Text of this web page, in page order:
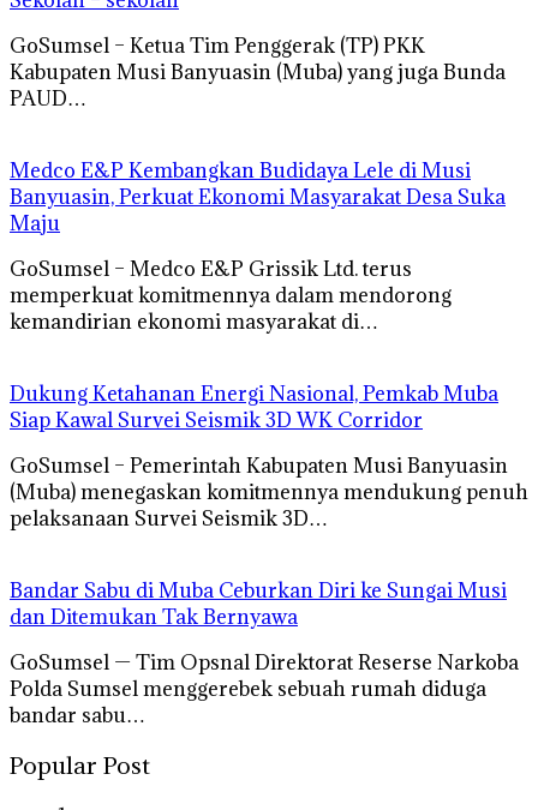
GoSumsel – Ketua Tim Penggerak (TP) PKK
Kabupaten Musi Banyuasin (Muba) yang juga Bunda
PAUD…
Medco E&P Kembangkan Budidaya Lele di Musi
Banyuasin, Perkuat Ekonomi Masyarakat Desa Suka
Maju
GoSumsel – Medco E&P Grissik Ltd. terus
memperkuat komitmennya dalam mendorong
kemandirian ekonomi masyarakat di…
Dukung Ketahanan Energi Nasional, Pemkab Muba
Siap Kawal Survei Seismik 3D WK Corridor
GoSumsel – Pemerintah Kabupaten Musi Banyuasin
(Muba) menegaskan komitmennya mendukung penuh
pelaksanaan Survei Seismik 3D…
Bandar Sabu di Muba Ceburkan Diri ke Sungai Musi
dan Ditemukan Tak Bernyawa
GoSumsel — Tim Opsnal Direktorat Reserse Narkoba
Polda Sumsel menggerebek sebuah rumah diduga
bandar sabu…
Popular Post